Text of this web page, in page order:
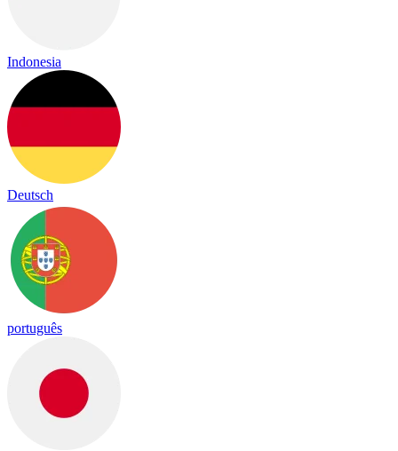
Indonesia
Deutsch
português